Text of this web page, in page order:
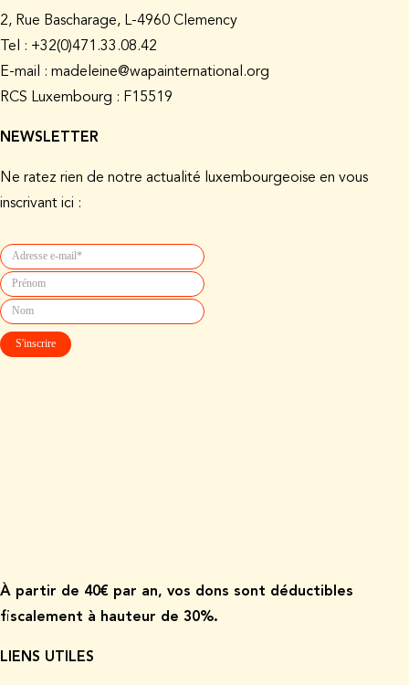
2, Rue Bascharage, L-4960 Clemency
Tel : +32(0)471.33.08.42
E-mail : madeleine@wapainternational.org
RCS Luxembourg : F15519
NEWSLETTER
Ne ratez rien de notre actualité luxembourgeoise en vous
inscrivant ici :
À partir de 40€ par an, vos dons sont déductibles
fiscalement à hauteur de 30%.
LIENS UTILES